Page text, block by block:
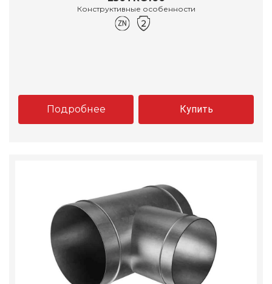
Конструктивные особенности
Подробнее Купить